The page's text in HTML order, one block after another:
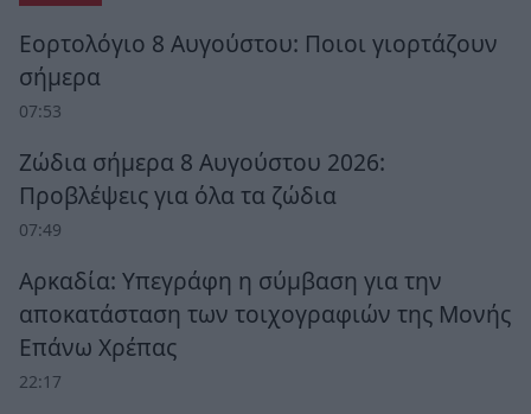
Εορτολόγιο 8 Αυγούστου: Ποιοι γιορτάζουν
σήμερα
07:53
Ζώδια σήμερα 8 Αυγούστου 2026:
Προβλέψεις για όλα τα ζώδια
07:49
Αρκαδία: Υπεγράφη η σύμβαση για την
αποκατάσταση των τοιχογραφιών της Μονής
Επάνω Χρέπας
22:17